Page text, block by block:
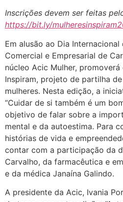
Inscrições devem ser feitas
https://bit.ly/
Em alusão ao Dia
Comercial e Empresarial de
núcleo Acic Mulher, promoverá
Inspiram, projeto de partilha
mulheres. Nesta edição, a
“Cuidar de si também é um
objetivo de falar sobre a
mental e da autoestima. Para
histórias de vida e
contar com a participação da
Carvalho, da farmacêutica e
e da médica Janaína Galindo.
A presidente da Acic, Ivania